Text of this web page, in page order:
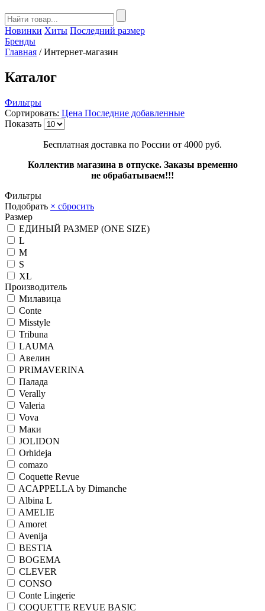
Новинки Хиты Последний размер
Бренды
Главная /Интернет-магазин
Каталог
Фильтры
Сортировать: Цена Последние добавленные
Показать
Бесплатная доставка по России от 4000 руб.
Коллектив магазина в отпуске. Заказы временно
не обрабатываем!!!
Фильтры
Подобрать × сбросить
Размер
ЕДИНЫЙ РАЗМЕР (ONE SIZE)
L
M
S
XL
Производитель
Милавица
Conte
Misstyle
Tribuna
LAUMA
Авелин
PRIMAVERINA
Палада
Verally
Valeria
Vova
Маки
JOLIDON
Orhideja
comazo
Coquette Revue
ACAPPELLA by Dimanche
Albina L
AMELIE
Amoret
Avenija
BESTIA
BOGEMA
CLEVER
CONSO
Conte Lingerie
COQUETTE REVUE BASIC